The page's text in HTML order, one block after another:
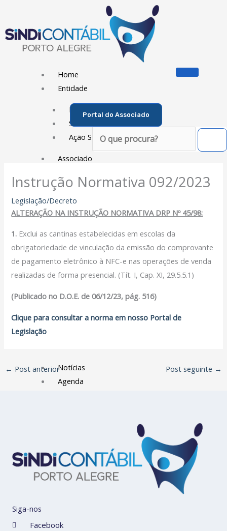
conteúdo
Home
Entidade
Diretoria
Sede Social
Ação Social
Associado
Porque ser um Associado
Contribuição Sindical
Dissídios e Convenções de Trabalho
Filiação Sindical
EICON
Serviços
Assessoria Juridica
Vagas/Oportunidades
Notícias
Agenda
Portal do Associado
Pesquisar
Instrução Normativa 092/2023
Legislação/Decreto
ALTERAÇÃO NA INSTRUÇÃO NORMATIVA DRP Nº 45/98:
1. Exclui as cantinas estabelecidas em escolas da
obrigatoriedade de vinculação da emissão do comprovante
de pagamento eletrônico à NFC-e nas operações de venda
realizadas de forma presencial. (Tít. I, Cap. XI, 29.5.5.1)
(Publicado no D.O.E. de 06/12/23, pág. 516)
Clique para consultar a norma em nosso Portal de
Legislação
← Post anterior Post seguinte →
Siga-nos
Facebook